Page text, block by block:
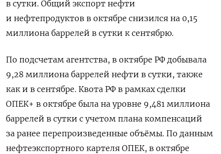
в сутки. Общий экспорт нефти
и нефтепродуктов в октябре снизился на 0,15
миллиона баррелей в сутки к сентябрю.
По подсчетам агентства, в октябре РФ добывала
9,28 миллиона баррелей нефти в сутки, также
как и в сентябре. Квота РФ в рамках сделки
ОПЕК+ в октябре была на уровне 9,481 миллиона
баррелей в сутки с учетом плана компенсаций
за ранее перепроизведенные объёмы. По данным
нефтеэкспортного картеля ОПЕК, в октябре